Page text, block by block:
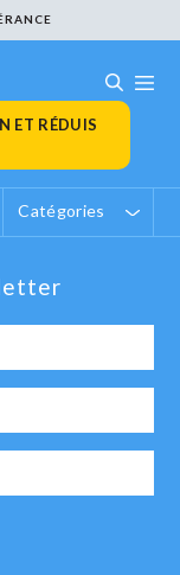
ET RÉDUIS
Catégories